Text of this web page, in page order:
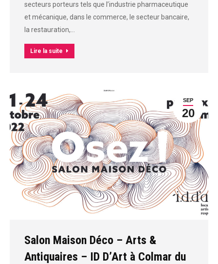
secteurs porteurs tels que l’industrie pharmaceutique
et mécanique, dans le commerce, le secteur bancaire,
la restauration,…
Lire la suite
SEP
20
Salon Maison Déco – Arts &
Antiquaires – ID D’Art à Colmar du